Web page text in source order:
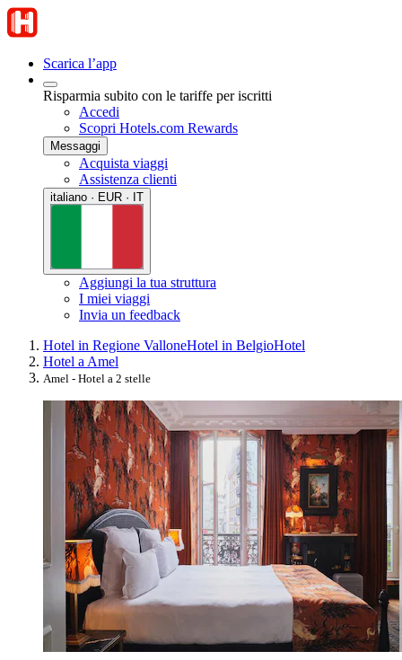
Scarica l’app
Risparmia subito con le tariffe per iscritti
Accedi
Scopri Hotels.com Rewards
Messaggi
Acquista viaggi
Assistenza clienti
italiano · EUR · IT
Aggiungi la tua struttura
I miei viaggi
Invia un feedback
Hotel in Regione ValloneHotel in BelgioHotel
Hotel a Amel
Amel - Hotel a 2 stelle